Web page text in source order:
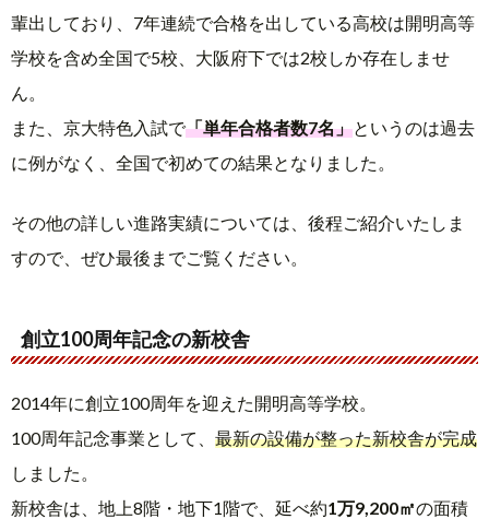
輩出しており、7年連続で合格を出している高校は開明高等
学校を含め全国で5校、大阪府下では2校しか存在しませ
ん。
また、京大特色入試で「単年合格者数7名」というのは過去
に例がなく、全国で初めての結果となりました。
その他の詳しい進路実績については、後程ご紹介いたしま
すので、ぜひ最後までご覧ください。
創立100周年記念の新校舎
2014年に創立100周年を迎えた開明高等学校。
100周年記念事業として、 最新の設備が整った新校舎が完成
しました。
新校舎は、地上8階・地下1階で、延べ約1万9,200㎡の面積